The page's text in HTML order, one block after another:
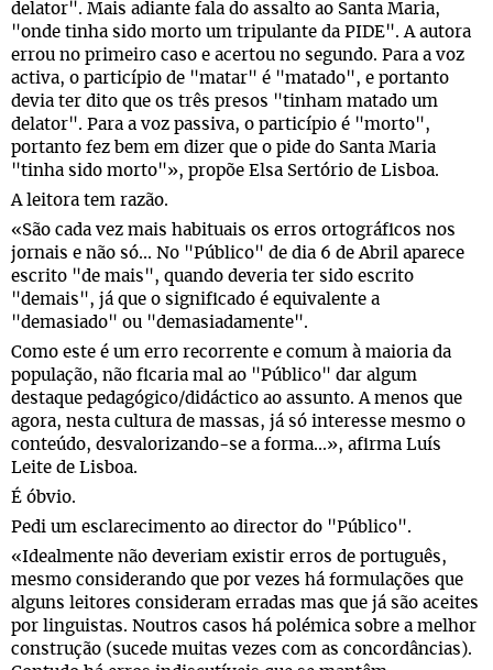
delator". Mais adiante fala do assalto ao Santa Maria,
"onde tinha sido morto um tripulante da PIDE". A autora
errou no primeiro caso e acertou no segundo. Para a voz
activa, o particípio de "matar" é "matado", e portanto
devia ter dito que os três presos "tinham matado um
delator". Para a voz passiva, o particípio é "morto",
portanto fez bem em dizer que o pide do Santa Maria
"tinha sido morto"», propõe Elsa Sertório de Lisboa.
A leitora tem razão.
«São cada vez mais habituais os erros ortográficos nos
jornais e não só... No "Público" de dia 6 de Abril aparece
escrito "de mais", quando deveria ter sido escrito
"demais", já que o significado é equivalente a
"demasiado" ou "demasiadamente".
Como este é um erro recorrente e comum à maioria da
população, não ficaria mal ao "Público" dar algum
destaque pedagógico/didáctico ao assunto. A menos que
agora, nesta cultura de massas, já só interesse mesmo o
conteúdo, desvalorizando-se a forma...», afirma Luís
Leite de Lisboa.
É óbvio.
Pedi um esclarecimento ao director do "Público".
«Idealmente não deveriam existir erros de português,
mesmo considerando que por vezes há formulações que
alguns leitores consideram erradas mas que já são aceites
por linguistas. Noutros casos há polémica sobre a melhor
construção (sucede muitas vezes com as concordâncias).